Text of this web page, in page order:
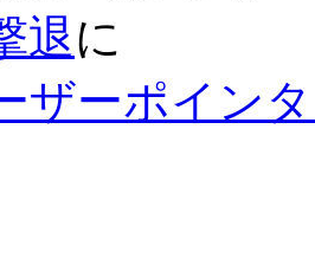
退に
ザーポイン